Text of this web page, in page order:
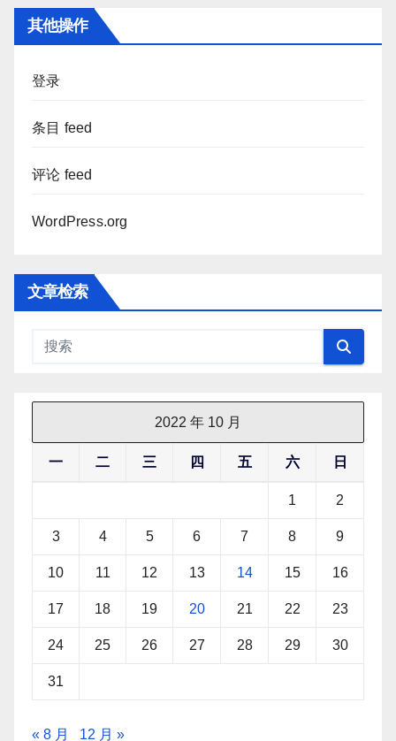
其他操作
登录
条目 feed
评论 feed
WordPress.org
文章检索
2022 年 10 月
一 二 三 四 五 六 日
1 2
3 4 5 6 7 8 9
10 11 12 13 14 15 16
17 18 19 20 21 22 23
24 25 26 27 28 29 30
31
« 8 月 12 月 »